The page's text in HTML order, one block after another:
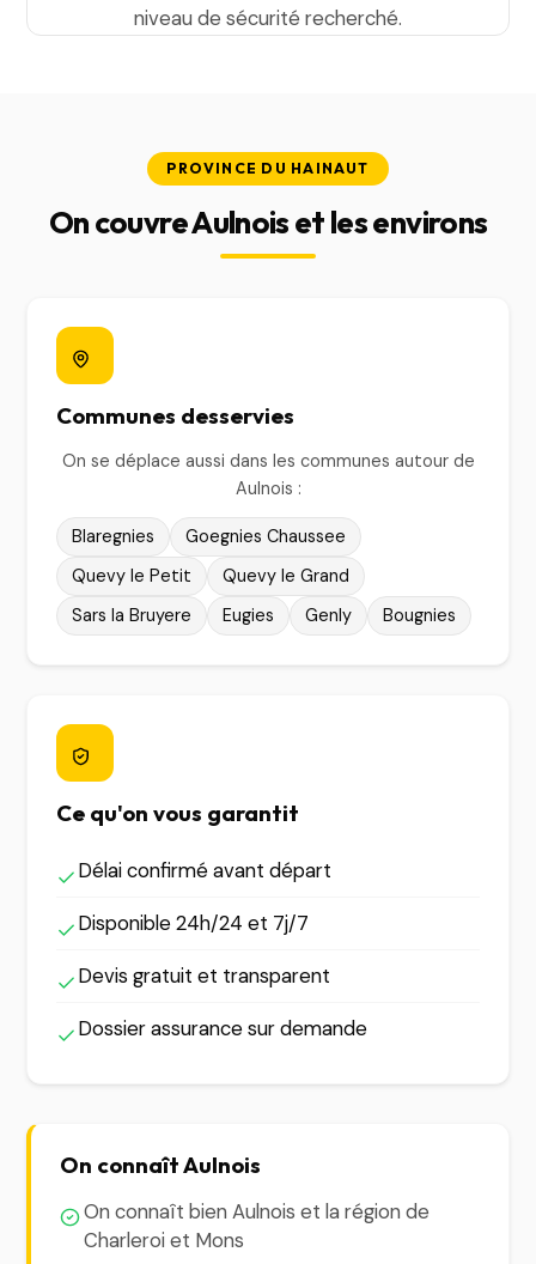
niveau de sécurité recherché.
PROVINCE DU HAINAUT
On couvre Aulnois et les environs
Communes desservies
On se déplace aussi dans les communes autour de
Aulnois :
Blaregnies
Goegnies Chaussee
Quevy le Petit
Quevy le Grand
Sars la Bruyere
Eugies Genly Bougnies
Ce qu'on vous garantit
Délai confirmé avant départ
Disponible 24h/24 et 7j/7
Devis gratuit et transparent
Dossier assurance sur demande
On connaît Aulnois
On connaît bien Aulnois et la région de
Charleroi et Mons